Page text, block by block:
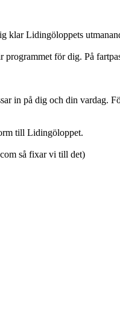
klar Lidingöloppets
för dig. På
in på dig och din vardag.
till Lidingöloppet.
så fixar vi till det)